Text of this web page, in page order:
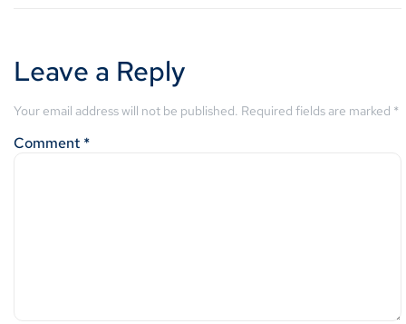
Leave a Reply
Your email address will not be published. Required fields are marked *
Comment *